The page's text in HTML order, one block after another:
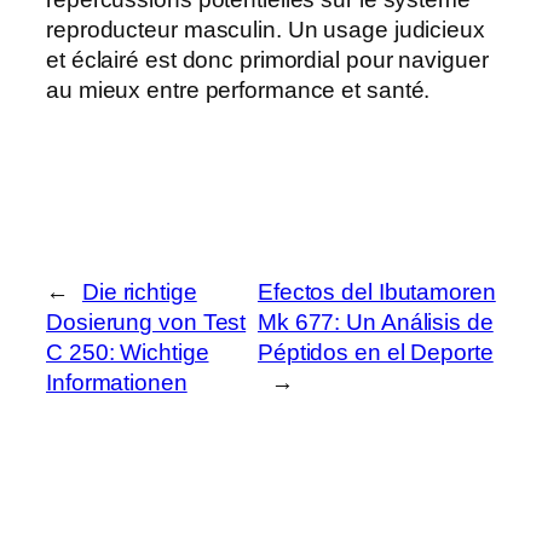
reproducteur masculin. Un usage judicieux
et éclairé est donc primordial pour naviguer
au mieux entre performance et santé.
←
Die richtige
Dosierung von Test
C 250: Wichtige
Informationen
Efectos del Ibutamoren
Mk 677: Un Análisis de
Péptidos en el Deporte
→